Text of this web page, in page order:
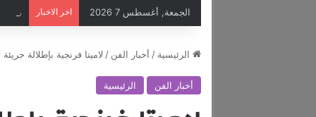
الجمعة, أغسطس 7 2026 اخر الاخبار مركز
الرئيسية / أخبار الفن / لاميتا فرنجية بإطلالة جريئة
أخبار الفن الرئيسية